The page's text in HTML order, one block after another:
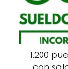
1.200